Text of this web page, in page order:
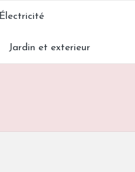
Électricité
Jardin et exterieur